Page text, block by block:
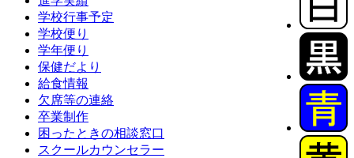
学校行事予定
学校便り
学年便り
保健だより
給食情報
欠席等の連絡
卒業制作
困ったときの相談窓口
スクールカウンセラー